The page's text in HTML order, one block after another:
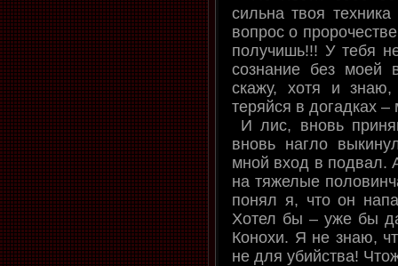
сильна твоя
вопрос о
получишь!!! У тебя
сознание без моей
скажу, хотя и
теряйся в догадках –
И лис, вновь
вновь нагло
мной вход в подвал.
на тяжелые
понял я, что он
Хотел бы – уже бы
Конохи. Я не знаю,
не для убийства!